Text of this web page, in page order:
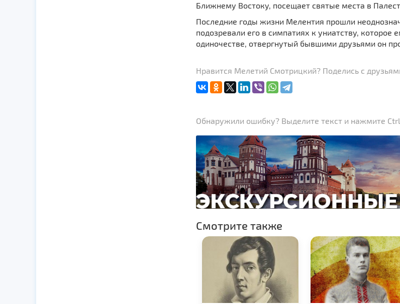
Ближнему Востоку, посещает святые места в
Последние годы жизни Мелентия прошли
подозревали его в симпатиях к униатству,
одиночестве, отвергнутый бывшими друзьями он
Нравится Мелетий Смотрицкий? Поделись с
Обнаружили ошибку? Выделите текст и нажмите
Смотрите также